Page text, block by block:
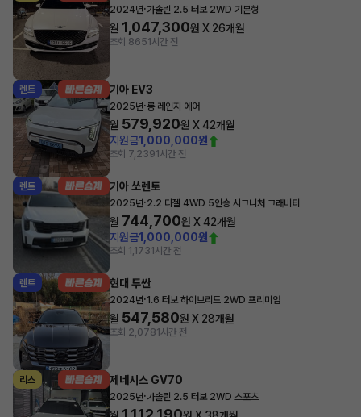
2024년·가솔린 2.5 터보 2WD 기본형
월 1,047,300원 X 26개월
조회 8651시간 전
렌트 기아 EV3
2025년·롱 레인지 에어
월 579,920원 X42개월
지원금1,000,000원
조회 7,2391시간 전
렌트 기아 쏘렌토
2025년·2.2 디젤 4WD 5인승 시그니처 그래비티
월 744,700원 X42개월
지원금1,000,000원
조회 1,1731시간 전
렌트 현대 투싼
2024년·1.6 터보 하이브리드 2WD 프리미엄
월 547,580원 X 28개월
조회 2,0781시간 전
리스 제네시스 GV70
2025년·가솔린 2.5 터보 2WD 스포츠